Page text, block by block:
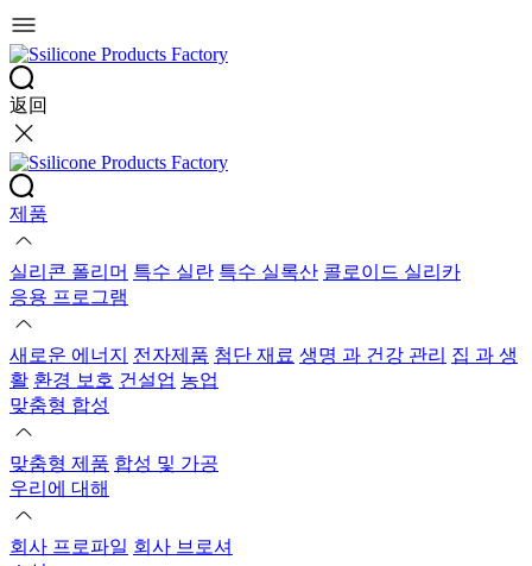
返回
제품
실리콘 폴리머 특수 실란 특수 실록산 콜로이드 실리카
응용 프로그램
새로운 에너지 전자제품 첨단 재료 생명 과 건강 관리 집 과 생
활 환경 보호 건설업 농업
맞춤형 합성
맞춤형 제품 합성 및 가공
우리에 대해
회사 프로파일 회사 브로셔